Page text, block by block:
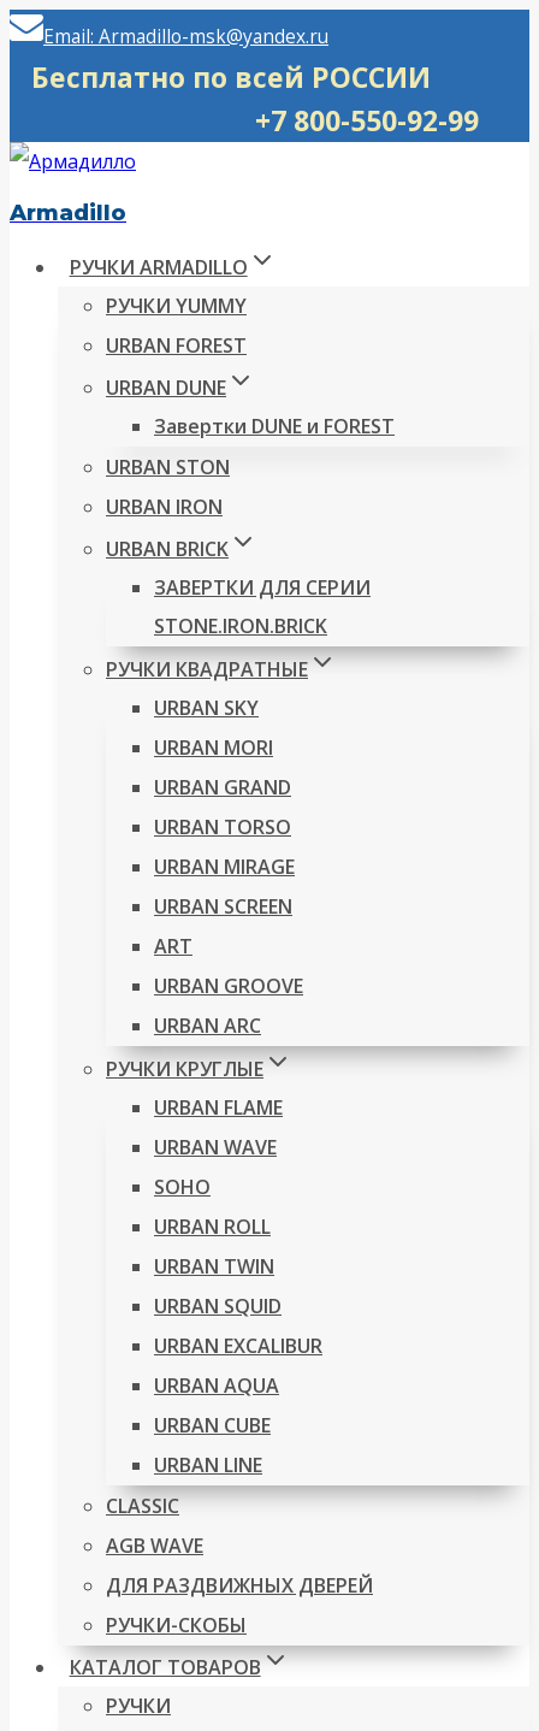
Перейти
Email: Armadillo-msk@yandex.ru
Бесплатно по всей РОССИИ
+7 800-550-92-99
Armadillo
РУЧКИ ARMADILLO
РУЧКИ YUMMY
URBAN FOREST
URBAN DUNE
Завертки DUNE и FOREST
URBAN STON
URBAN IRON
URBAN BRICK
ЗАВЕРТКИ ДЛЯ СЕРИИ
STONE.IRON.BRICK
РУЧКИ КВАДРАТНЫЕ
URBAN SKY
URBAN MORI
URBAN GRAND
URBAN TORSO
URBAN MIRAGE
URBAN SCREEN
ART
URBAN GROOVE
URBAN ARC
РУЧКИ КРУГЛЫЕ
URBAN FLAME
URBAN WAVE
SOHO
URBAN ROLL
URBAN TWIN
URBAN SQUID
URBAN EXCALIBUR
URBAN AQUA
URBAN CUBE
URBAN LINE
CLASSIC
AGB WAVE
ДЛЯ РАЗДВИЖНЫХ ДВЕРЕЙ
РУЧКИ-СКОБЫ
КАТАЛОГ ТОВАРОВ
РУЧКИ